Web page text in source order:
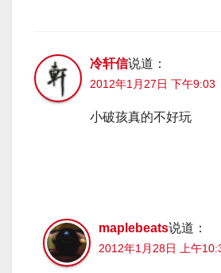
冷轩信说道：
2012年1月27日 下午9:03
小破孩真的不好玩
maplebeats说道：
2012年1月28日 上午